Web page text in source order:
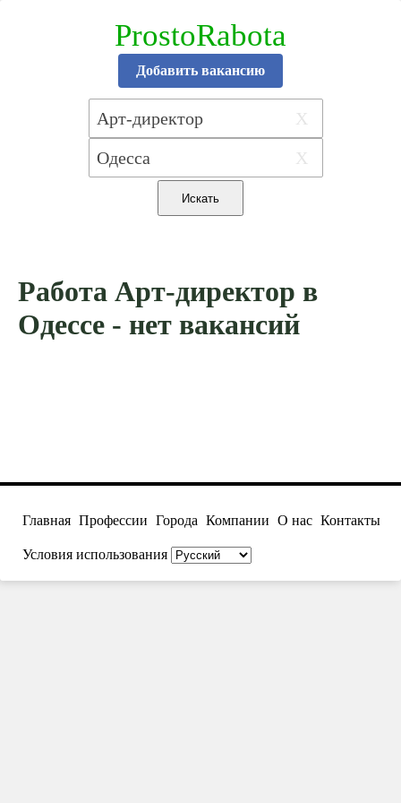
ProstoRabota
Добавить вакансию
X
X
Работа Арт-директор в
Одессе - нет вакансий
Главная Профессии Города Компании О нас Контакты
Условия использования